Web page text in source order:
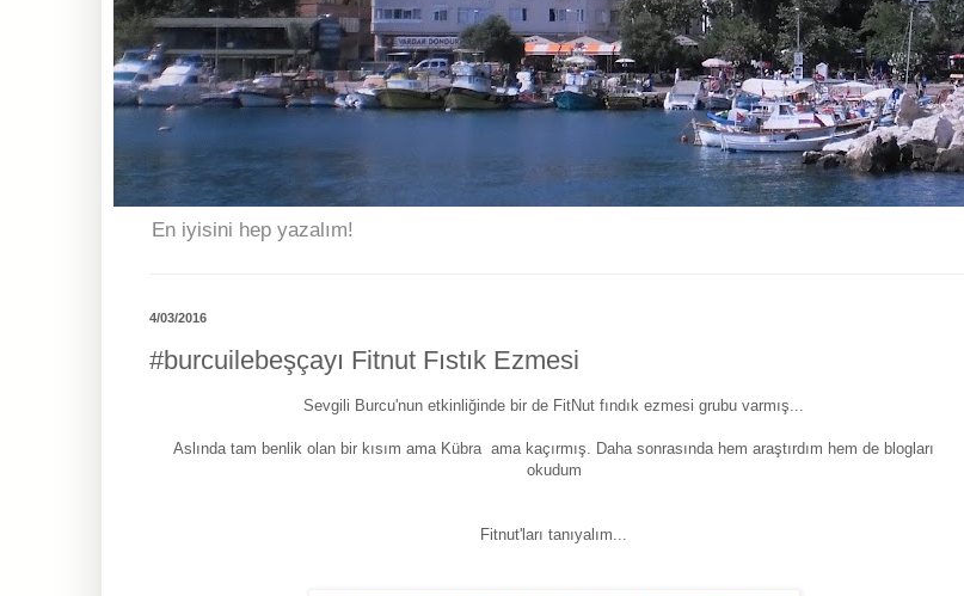
En iyisini hep yazalım!
4/03/2016
#burcuilebeşçayı Fitnut Fıstık Ezmesi
Sevgili Burcu'nun etkinliğinde bir de FitNut fındık ezmesi grubu varmış...
Aslında tam benlik olan bir kısım ama Kübra ama kaçırmış. Daha sonrasında hem araştırdım hem de blogları
okudum
Fitnut'ları tanıyalım...